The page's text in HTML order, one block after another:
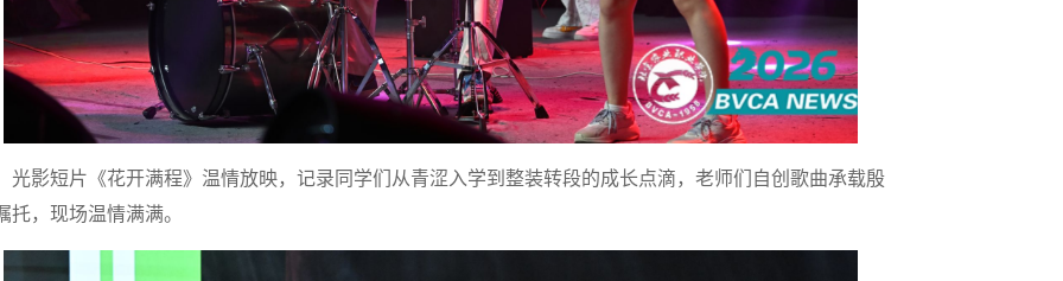
光影短片《花开满程》温情放映，记录同学们从青涩入学到整装转段的成长点滴，老师们自创歌曲承载殷
托，现场温情满满。